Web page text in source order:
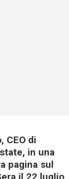
CEO di
in una
pagina sul